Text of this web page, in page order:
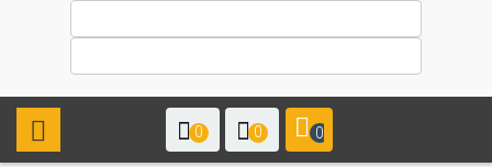
0 0 0